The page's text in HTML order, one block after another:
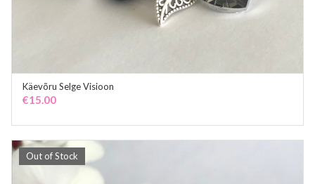
Käevõru Selge Visioon
€15.00
Out of Stock